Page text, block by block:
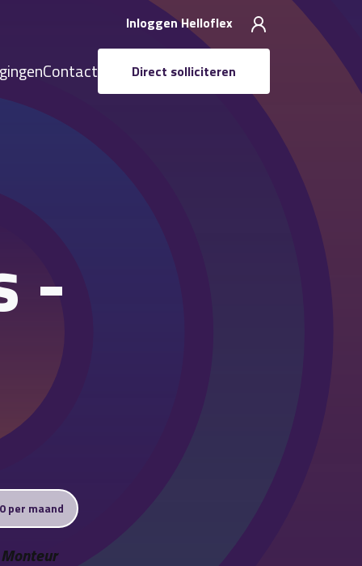
Inloggen Helloflex
Contact Direct solliciteren
-
per maand